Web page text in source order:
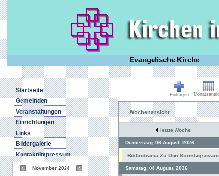
Evangelische Kirche
Startseite
Gemeinden
Veranstaltungen
Einrichtungen
Links
Bildergalerie
Kontakt/Impressum
November 2024
Eintragen
Wochenansicht
letzte Woche
Donnerstag, 06 August, 2026
Bibliodrama Zu Den
Samstag, 08 August, 2026